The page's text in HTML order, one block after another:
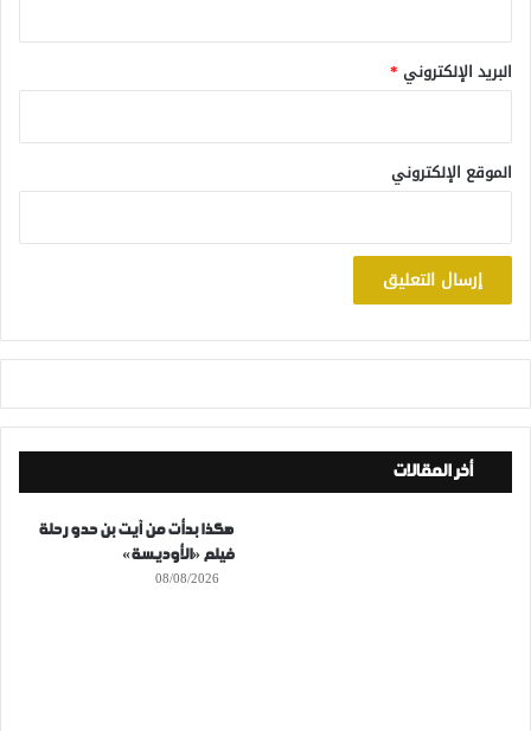
البريد الإلكتروني *
الموقع الإلكتروني
أخر المقالات
هكذا بدأت من آيت بن حدو رحلة
فيلم «الأوديسة»
08/08/2026